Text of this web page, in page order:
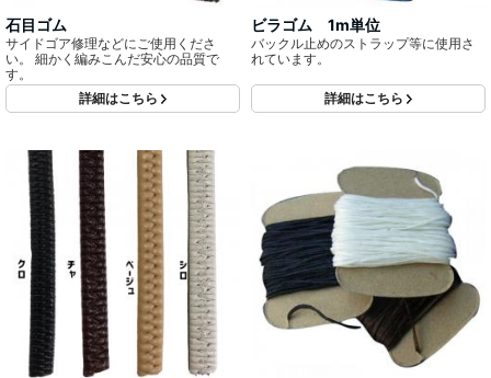
石目ゴム
サイドゴア修理などにご使用くださ
い。 細かく編みこんだ安心の品質で
す。
詳細はこちら
ビラゴム 1m単位
バックル止めのストラップ等に使用さ
れています。
詳細はこちら